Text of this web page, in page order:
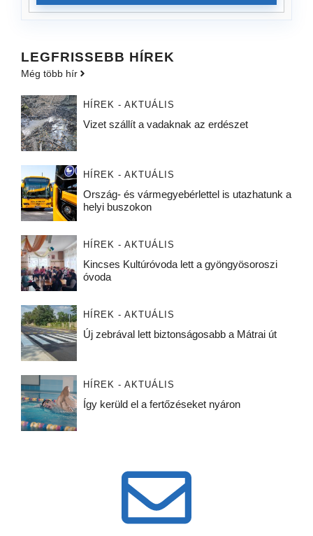
LEGFRISSEBB HÍREK
Még több hír
HÍREK - AKTUÁLIS
Vizet szállít a vadaknak az erdészet
HÍREK - AKTUÁLIS
Ország- és vármegyebérlettel is utazhatunk a
helyi buszokon
HÍREK - AKTUÁLIS
Kincses Kultúróvoda lett a gyöngyösoroszi
óvoda
HÍREK - AKTUÁLIS
Új zebrával lett biztonságosabb a Mátrai út
HÍREK - AKTUÁLIS
Így kerüld el a fertőzéseket nyáron